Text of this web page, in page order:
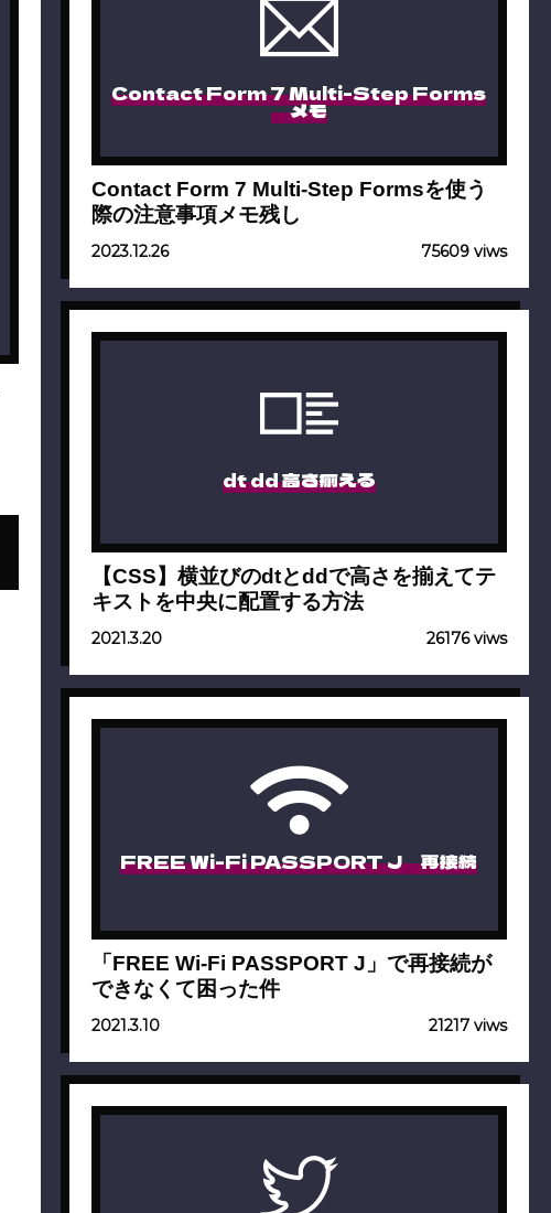
Contact Form 7 Multi-Step Forms
メモ
Contact Form 7 Multi-Step Formsを使う
際の注意事項メモ残し
2023.12.26 75609 viws
dt dd 高さ揃える
【CSS】横並びのdtとddで高さを揃えてテ
キストを中央に配置する方法
2021.3.20 26176 viws
FREE Wi-Fi PASSPORT J 再接続
「FREE Wi-Fi PASSPORT J」で再接続が
できなくて困った件
2021.3.10 21217 viws